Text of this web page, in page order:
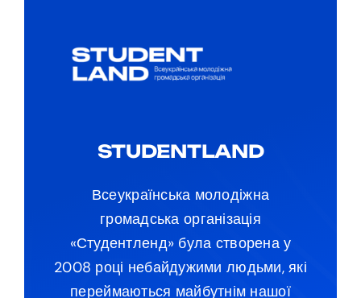
STUDENTLAND
Всеукраїнська молодіжна
громадська організація
«Студентленд» була створена у
2008 році небайдужими людьми, які
переймаються майбутнім нашої